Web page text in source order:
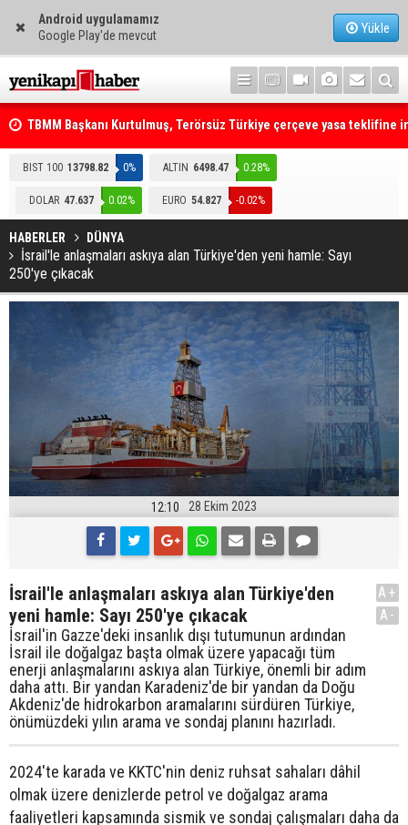
Android uygulamamız
Google Play'de mevcut
Yükle
TBMM Başkanı Kurtulmuş, Terörsüz Türkiye çerçeve yasa teklifine
attı
Telefonla arayıp "RTÜK'ten geliyoruz" dediler: Medyayı hedef alan
akılalmaz tuzak ifşa oldu
BIST 100 13798.82 0% ALTIN 6498.47 0.28%
DOLAR 47.637 0.02% EURO 54.827 -0.02%
HABERLER DÜNYA
İsrail'le anlaşmaları askıya alan Türkiye'den yeni hamle: Sayı
250'ye çıkacak
12:10 28 Ekim 2023
İsrail'le anlaşmaları askıya alan Türkiye'den
yeni hamle: Sayı 250'ye çıkacak
İsrail'in Gazze'deki insanlık dışı tutumunun ardından
İsrail ile doğalgaz başta olmak üzere yapacağı tüm
enerji anlaşmalarını askıya alan Türkiye, önemli bir adım
daha attı. Bir yandan Karadeniz'de bir yandan da Doğu
Akdeniz'de hidrokarbon aramalarını sürdüren Türkiye,
önümüzdeki yılın arama ve sondaj planını hazırladı.
A+
A-
2024'te karada ve KKTC'nin deniz ruhsat sahaları dâhil
olmak üzere denizlerde petrol ve doğalgaz arama
faaliyetleri kapsamında sismik ve sondaj çalışmaları daha da